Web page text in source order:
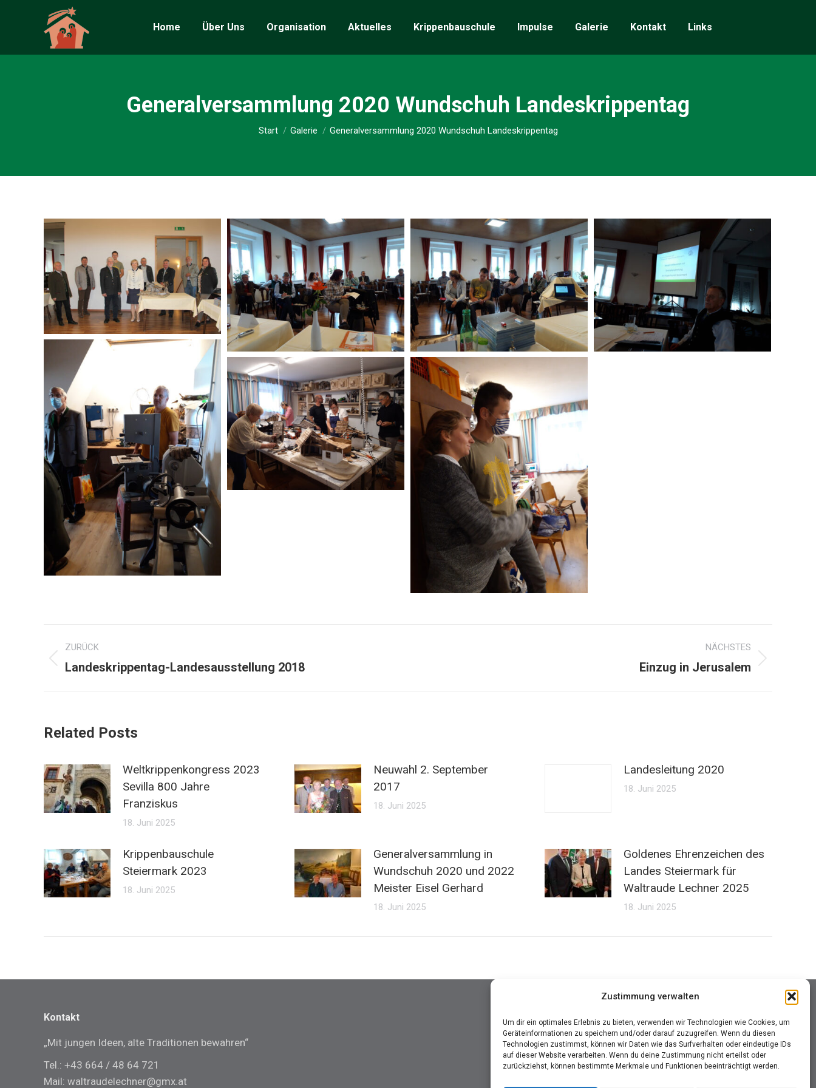
Zustimmung verwalten
Um dir ein optimales Erlebnis zu bieten, verwenden wir Technologien wie Cookies, um
Geräteinformationen zu speichern und/oder darauf zuzugreifen. Wenn du diesen
Technologien zustimmst, können wir Daten wie das Surfverhalten oder eindeutige IDs
auf dieser Website verarbeiten. Wenn du deine Zustimmung nicht erteilst oder
zurückziehst, können bestimmte Merkmale und Funktionen beeinträchtigt werden.
Home Über Uns Organisation Aktuelles Krippenbauschule Impulse Galerie Kontakt Links
Generalversammlung 2020 Wundschuh Landeskrippentag
Sie befinden sich hier:
Start Galerie Generalversammlung 2020 Wundschuh Landeskrippentag
Kommentarnavigation
ZURÜCK
Vorheriger
Landeskrippentag-Landesausstellung 2018
NÄCHSTES
Einzug in Jerusalem
Related Posts
Weltkrippenkongress 2023
Sevilla 800 Jahre
Franziskus
18. Juni 2025
Neuwahl 2. September
2017
18. Juni 2025
Landesleitung 2020
18. Juni 2025
Krippenbauschule
Steiermark 2023
18. Juni 2025
Generalversammlung in
Wundschuh 2020 und 2022
Meister Eisel Gerhard
18. Juni 2025
Goldenes Ehrenzeichen des
Landes Steiermark für
Waltraude Lechner 2025
18. Juni 2025
Kontakt
„Mit jungen Ideen, alte Traditionen bewahren“
Tel.: +43 664 / 48 64 721
Mail: waltraudelechner@gmx.at